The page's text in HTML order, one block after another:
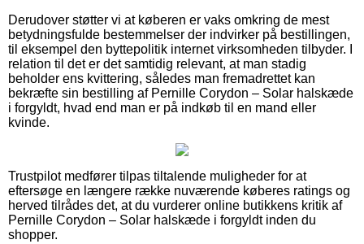
Derudover støtter vi at køberen er vaks omkring de mest
betydningsfulde bestemmelser der indvirker på bestillingen,
til eksempel den byttepolitik internet virksomheden tilbyder. I
relation til det er det samtidig relevant, at man stadig
beholder ens kvittering, således man fremadrettet kan
bekræfte sin bestilling af Pernille Corydon – Solar halskæde
i forgyldt, hvad end man er på indkøb til en mand eller
kvinde.
Trustpilot medfører tilpas tiltalende muligheder for at
eftersøge en længere række nuværende køberes ratings og
herved tilrådes det, at du vurderer online butikkens kritik af
Pernille Corydon – Solar halskæde i forgyldt inden du
shopper.